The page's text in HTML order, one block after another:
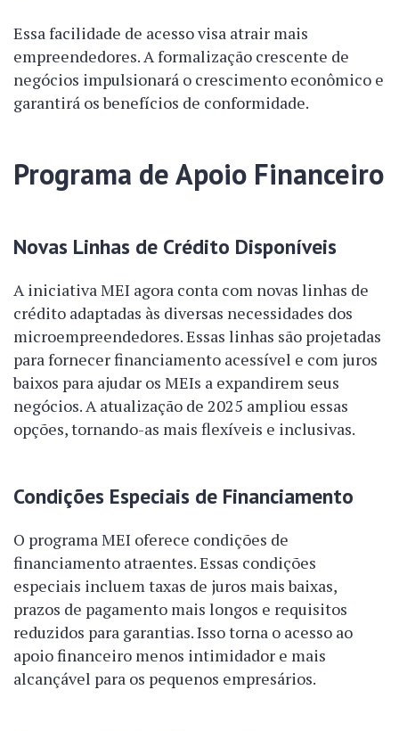
Essa facilidade de acesso visa atrair mais
empreendedores. A formalização crescente de
negócios impulsionará o crescimento econômico e
garantirá os benefícios de conformidade.
Programa de Apoio Financeiro
Novas Linhas de Crédito Disponíveis
A iniciativa MEI agora conta com novas linhas de
crédito adaptadas às diversas necessidades dos
microempreendedores. Essas linhas são projetadas
para fornecer financiamento acessível e com juros
baixos para ajudar os MEIs a expandirem seus
negócios. A atualização de 2025 ampliou essas
opções, tornando-as mais flexíveis e inclusivas.
Condições Especiais de Financiamento
O programa MEI oferece condições de
financiamento atraentes. Essas condições
especiais incluem taxas de juros mais baixas,
prazos de pagamento mais longos e requisitos
reduzidos para garantias. Isso torna o acesso ao
apoio financeiro menos intimidador e mais
alcançável para os pequenos empresários.